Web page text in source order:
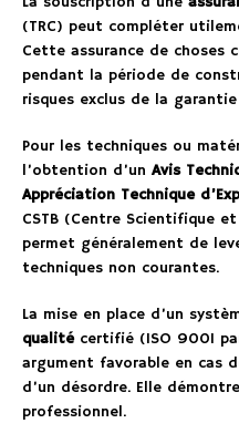
(TRC) peut compléter
Cette assurance de choses
pendant la période de
risques exclus de la
Pour les techniques ou
l’obtention d’un Avis
Appréciation Technique
CSTB (Centre Scientifique
permet généralement de
techniques non courantes.
La mise en place d’un
qualitécertifié (ISO 9001
argument favorable en cas
d’un désordre. Elle
professionnel.